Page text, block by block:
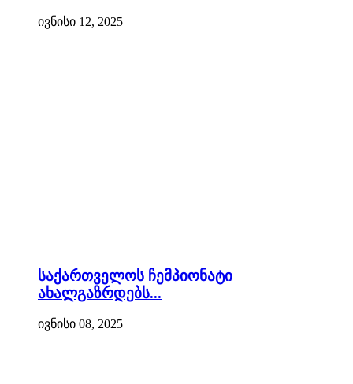
ივნისი 12, 2025
საქართველოს ჩემპიონატი
ახალგაზრდებს...
ივნისი 08, 2025